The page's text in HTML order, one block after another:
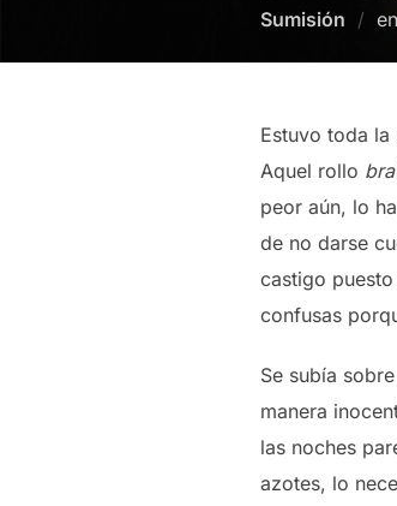
Sumisión
en
Estuvo toda
Aquel rollo
peor aún, lo
de no darse
castigo
confusas
Se subía
manera
las noches
azotes, lo